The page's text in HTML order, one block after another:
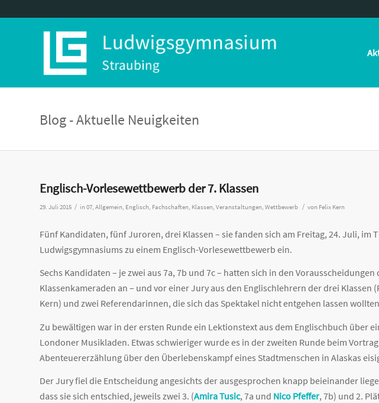
Blog - Aktuelle Neuigkeiten
Englisch-Vorlesewettbewerb der 7. Klassen
29. Juli 2015 / in 07, Allgemein, Englisch, Fachschaften, Klassen, Veranstaltungen, Wettbewerb / von Felix Kern
Fünf Kandidaten, fünf Juroren, drei Klassen – sie fanden sich am Freitag, 24. Juli, im
Ludwigsgymnasiums zu einem Englisch-Vorlesewettbewerb ein.
Sechs Kandidaten – je zwei aus 7a, 7b und 7c – hatten sich in den
Klassenkameraden an – und vor einer Jury aus den Englischlehrern der drei Klassen
Kern) und zwei Referendarinnen, die sich das Spektakel nicht entgehen lassen
Zu bewältigen war in der ersten Runde ein Lektionstext aus dem Englischbuch über
Londoner Musikladen. Etwas schwieriger wurde es in der zweiten Runde beim
Abenteuererzählung über den Überlebenskampf eines Stadtmenschen in Alaskas
Der Jury fiel die Entscheidung angesichts der ausgesprochen knapp beieinander
dass sie sich entschied, jeweils zwei 3. (Amira Tusic, 7a und Nico Pfeffer, 7b) und 2.